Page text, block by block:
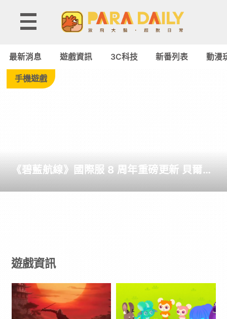
資
Paradaily
-
｜
動
最新消息 遊戲資訊 3C科技 新番列表 動漫
手機遊戲
《碧藍航線》國際服 8 周年重磅更新 貝爾法
遊戲資訊